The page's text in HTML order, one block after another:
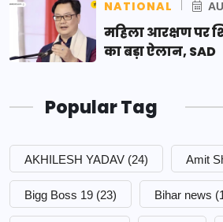
NATIONAL
महिला आरक्षण पर
का बड़ा ऐलान, SAD
Popular Tag
AKHILESH YADAV (24) Amit
Bigg Boss 19 (23) Bihar news